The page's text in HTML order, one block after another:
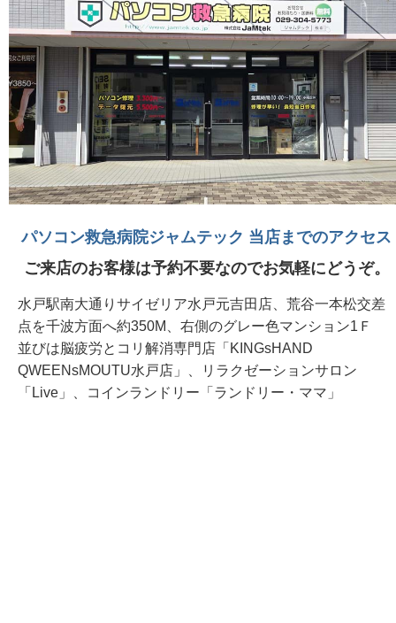
パソコン救急病院ジャムテック 当店までのアクセス
ご来店のお客様は予約不要なのでお気軽にどうぞ。
水戸駅南大通りサイゼリア水戸元吉田店、荒谷一本松交差
点を千波方面へ約350M、右側のグレー色マンション1Ｆ
並びは脳疲労とコリ解消専門店「KINGsHAND
QWEENsMOUTU水戸店」、リラクゼーションサロン
「Live」、コインランドリー「ランドリー・ママ」